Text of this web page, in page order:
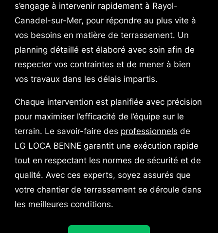
s’engage à intervenir rapidement à Rayol-
Canadel-sur-Mer, pour répondre au plus vite à
vos besoins en matière de terrassement. Un
planning détaillé est élaboré avec soin afin de
respecter vos contraintes et de mener à bien
vos travaux dans les délais impartis.
Chaque intervention est planifiée avec précision
pour maximiser l’efficacité de l’équipe sur le
terrain. Le savoir-faire des professionnels de
LG LOCA BENNE garantit une exécution rapide
tout en respectant les normes de sécurité et de
qualité. Avec ces experts, soyez assurés que
votre chantier de terrassement se déroule dans
les meilleures conditions.